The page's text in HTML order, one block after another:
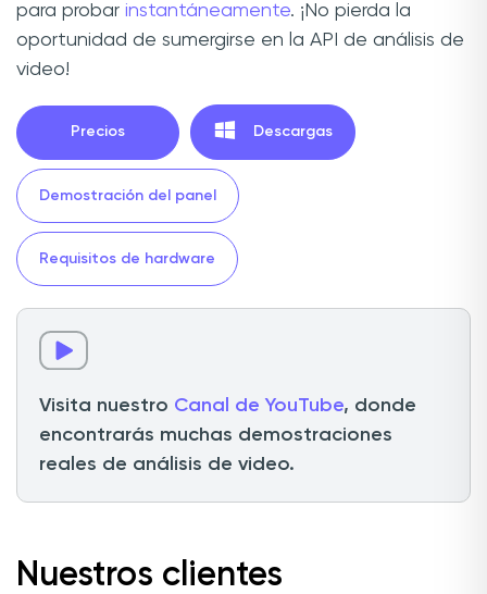
para probar instantáneamente. ¡No pierda la
oportunidad de sumergirse en la API de análisis de
video!
Precios Descargas
Demostración del panel
Requisitos de hardware
Visita nuestro Canal de YouTube, donde
encontrarás muchas demostraciones
reales de análisis de video.
Nuestros clientes